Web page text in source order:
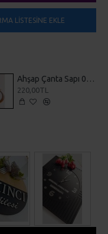
LISTESINE EKLE
Ahşap Çanta Sapı 0003
220,00TL